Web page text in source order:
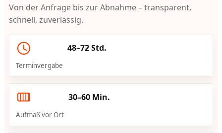
Von der Anfrage bis zur Abnahme – transparent,
schnell, zuverlässig.
48–72 Std.
Terminvergabe
30–60 Min.
Aufmaß vor Ort